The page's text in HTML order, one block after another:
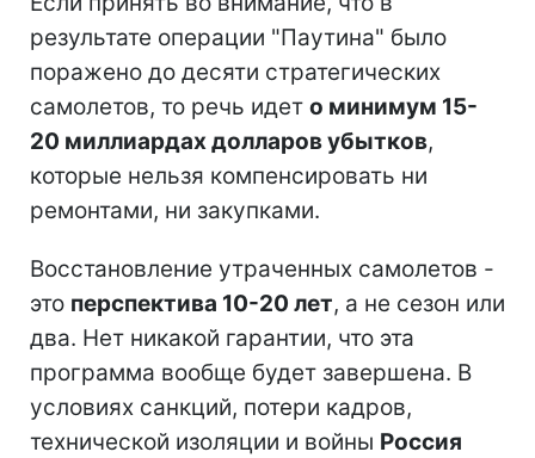
результате операции "Паутина" было
поражено до десяти стратегических
самолетов, то речь идет о минимум 15-
20 миллиардах долларов убытков,
которые нельзя компенсировать ни
ремонтами, ни закупками.
Восстановление утраченных самолетов -
это перспектива 10-20 лет, а не сезон или
два. Нет никакой гарантии, что эта
программа вообще будет завершена. В
условиях санкций, потери кадров,
технической изоляции и войны Россия